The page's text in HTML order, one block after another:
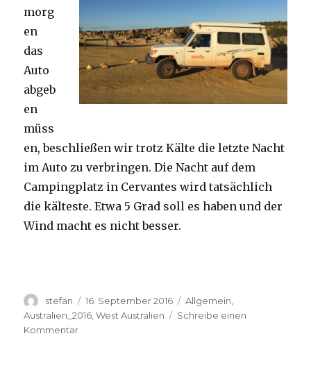
morg
en
das
Auto
abgeb
en
müss
en, beschließen wir trotz Kälte die letzte Nacht
im Auto zu verbringen. Die Nacht auf dem
Campingplatz in Cervantes wird tatsächlich
die kälteste. Etwa 5 Grad soll es haben und der
Wind macht es nicht besser.
Autor
stefan
Veröffentlicht
am
16. September 2016 Kategorien
Allgemein
Australien_2016 ,West Australien
Schreibe einen
Kommentarzu